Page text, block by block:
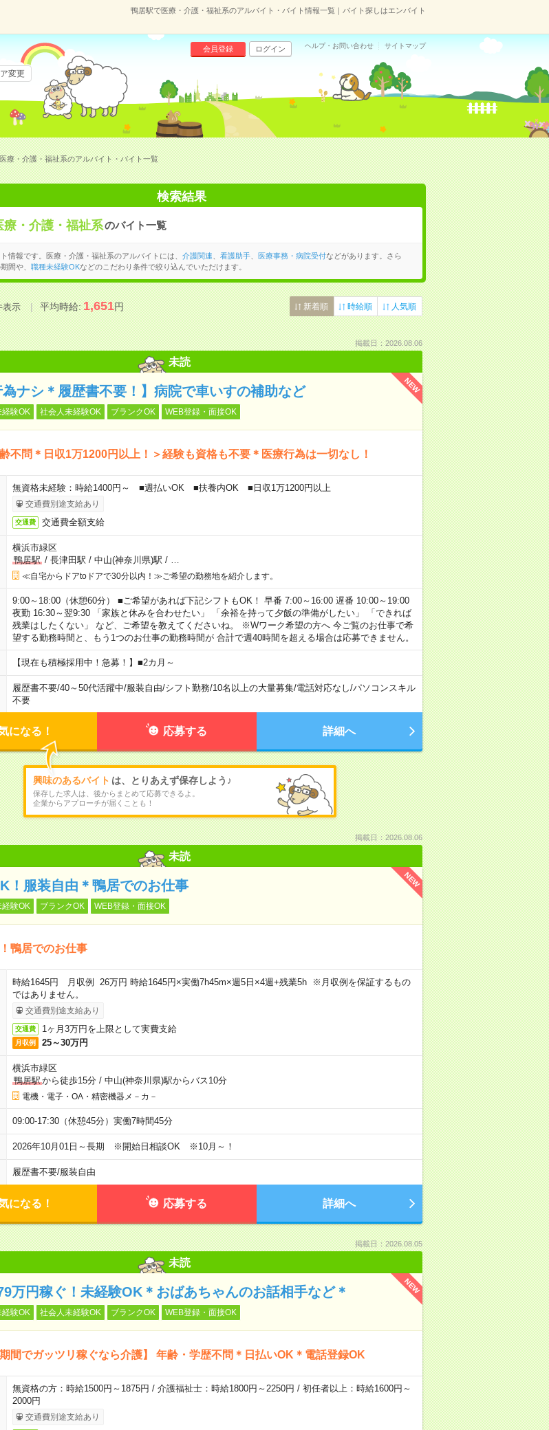
鴨居駅で医療・介護・福祉系のアルバイト・バイト情報一覧｜バイト探しはエンバイト
会員登録 ログイン ヘルプ・お問い合わせ サイトマップ
変更
療・介護・福祉系のアルバイト・バイト一覧
検索結果
療・介護・福祉系のバイト一覧
情報です。医療・介護・福祉系のアルバイトには、 介護関連 看護助手、 医療事務・病院受付などがあります。さら
間や、 職種未経験OKなどのこだわり条件で絞り込んでいただけます。
表示 平均時給:1,651円 新着順 時給順 人気順
掲載日：2026.08.06
未読
NEW
為ナシ＊履歴書不要！】病院で車いすの補助など
験OK 社会人未経験OK ブランクOK WEB登録・面接OK
不問＊日収1万1200円以上！＞経験も資格も不要＊医療行為は一切なし！
無資格未経験：時給1400円～ ■週払いOK ■扶養内OK ■日収1万1200円以上
交通費別途支給あり
交通費 交通費全額支給
横浜市緑区
鴨居駅/ 長津田駅 / 中山(神奈川県)駅 /
≪自宅からドアtoドアで30分以内！≫ご希望の勤務地を紹介します。
9:00～18:00（休憩60分） ■ご希望があれば下記シフトもOK！ 早番 7:00～16:00 遅番 10:00～19:00
夜勤 16:30～翌9:30 「家族と休みを合わせたい」 「余裕を持って夕飯の準備がしたい」 「できれば
残業はしたくない」 など、ご希望を教えてくださいね。 ※Wワーク希望の方へ 今ご覧のお仕事で希
望する勤務時間と、もう1つのお仕事の勤務時間が 合計で週40時間を超える場合は応募できません。
【現在も積極採用中！急募！】■2カ月～
履歴書不要/40～50代活躍中/服装自由/シフト勤務/10名以上の大量募集/電話対応なし/パソコンスキル
不要
になる！ 応募する 詳細へ
興味のあるバイト は、とりあえず保存しよう♪
保存した求人は、後からまとめて応募できるよ。
企業からアプローチが届くことも！
掲載日：2026.08.06
未読
NEW
！服装自由＊鴨居でのお仕事
験OK ブランクOK WEB登録・面接OK
鴨居でのお仕事
時給1645円 月収例 26万円 時給1645円×実働7h45m×週5日×4週+残業5h ※月収例を保証するもの
ではありません。
交通費別途支給あり
交通費 1ヶ月3万円を上限として実費支給
月収例 25～30万円
横浜市緑区
鴨居駅から徒歩15分/ 中山(神奈川県)駅からバス10分
電機・電子・OA・精密機器メ－カ－
09:00-17:30（休憩45分）実働7時間45分
2026年10月01日～長期 ※開始日相談OK ※10月～！
履歴書不要/服装自由
になる！ 応募する 詳細へ
掲載日：2026.08.05
未読
NEW
万円稼ぐ！未経験OK＊おばあちゃんのお話相手など＊
験OK 社会人未経験OK ブランクOK WEB登録・面接OK
期間でガッツリ稼ぐなら介護】 年齢・学歴不問＊日払いOK＊電話登録OK
無資格の方：時給1500円～1875円 / 介護福祉士：時給1800円～2250円 / 初任者以上：時給1600円～
2000円
交通費別途支給あり